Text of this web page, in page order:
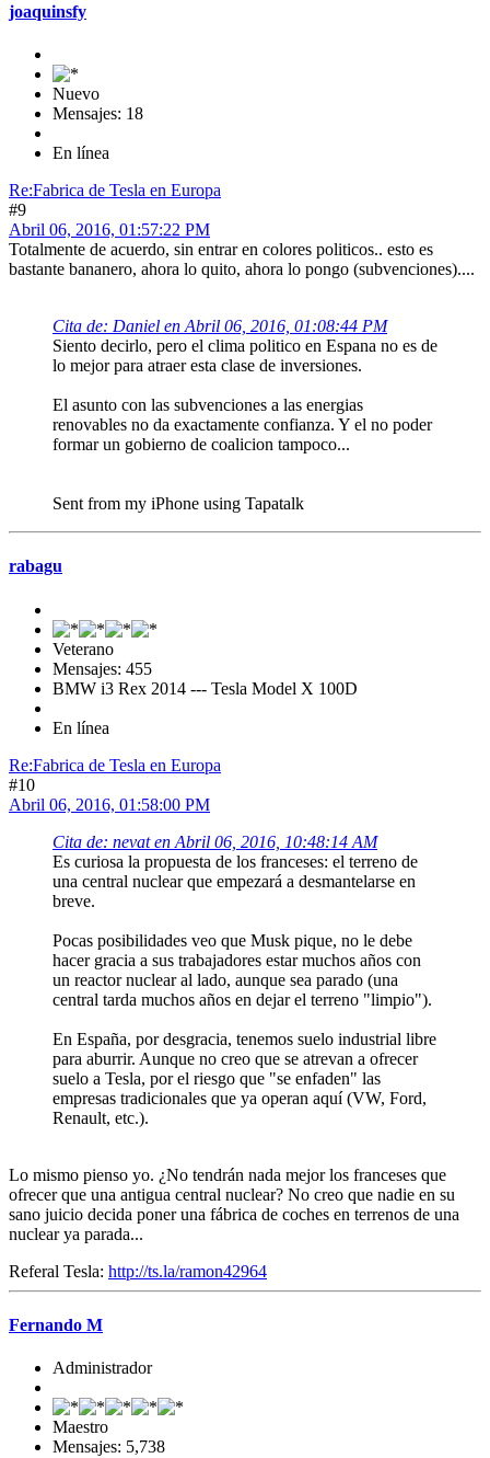
joaquinsfy
Nuevo
Mensajes: 18
En línea
Re:Fabrica de Tesla en Europa
#9
Abril 06, 2016, 01:57:22 PM
Totalmente de acuerdo, sin entrar en colores politicos.. esto es
bastante bananero, ahora lo quito, ahora lo pongo (subvenciones)....
Cita de: Daniel en Abril 06, 2016, 01:08:44 PM
Siento decirlo, pero el clima politico en Espana no es de
lo mejor para atraer esta clase de inversiones.
El asunto con las subvenciones a las energias
renovables no da exactamente confianza. Y el no poder
formar un gobierno de coalicion tampoco...
Sent from my iPhone using Tapatalk
rabagu
Veterano
Mensajes: 455
BMW i3 Rex 2014 --- Tesla Model X 100D
En línea
Re:Fabrica de Tesla en Europa
#10
Abril 06, 2016, 01:58:00 PM
Cita de: nevat en Abril 06, 2016, 10:48:14 AM
Es curiosa la propuesta de los franceses: el terreno de
una central nuclear que empezará a desmantelarse en
breve.
Pocas posibilidades veo que Musk pique, no le debe
hacer gracia a sus trabajadores estar muchos años con
un reactor nuclear al lado, aunque sea parado (una
central tarda muchos años en dejar el terreno "limpio").
En España, por desgracia, tenemos suelo industrial libre
para aburrir. Aunque no creo que se atrevan a ofrecer
suelo a Tesla, por el riesgo que "se enfaden" las
empresas tradicionales que ya operan aquí (VW, Ford,
Renault, etc.).
Lo mismo pienso yo. ¿No tendrán nada mejor los franceses que
ofrecer que una antigua central nuclear? No creo que nadie en su
sano juicio decida poner una fábrica de coches en terrenos de una
nuclear ya parada...
Referal Tesla: http://ts.la/ramon42964
Fernando M
Administrador
Maestro
Mensajes: 5,738